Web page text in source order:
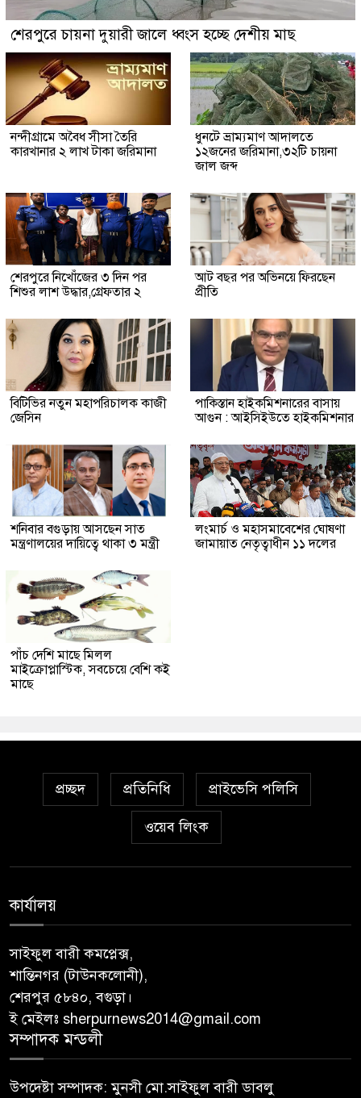
শেরপুরে চায়না দুয়ারী জালে ধ্বংস হচ্ছে দেশীয় মাছ
নন্দীগ্রামে অবৈধ সীসা তৈরি
কারখানার ২ লাখ টাকা জরিমানা
ধুনটে ভ্রাম্যমাণ আদালতে
১২জনের জরিমানা,৩২টি চায়না
জাল জব্দ
শেরপুরে নিখোঁজের ৩ দিন পর
শিশুর লাশ উদ্ধার,গ্রেফতার ২
আট বছর পর অভিনয়ে ফিরছেন
প্রীতি
বিটিভির নতুন মহাপরিচালক কাজী
জেসিন
পাকিস্তান হাইকমিশনারের বাসায়
আগুন : আইসিইউতে হাইকমিশনার
শনিবার বগুড়ায় আসছেন সাত
মন্ত্রণালয়ের দায়িত্বে থাকা ৩ মন্ত্রী
লংমার্চ ও মহাসমাবেশের ঘোষণা
জামায়াত নেতৃত্বাধীন ১১ দলের
পাঁচ দেশি মাছে মিলল
মাইক্রোপ্লাস্টিক, সবচেয়ে বেশি কই
মাছে
প্রচ্ছদ প্রতিনিধি প্রাইভেসি পলিসি
ওয়েব লিংক
কার্যালয়
সাইফুল বারী কমপ্লেক্স,
শান্তিনগর (টাউনকলোনী),
শেরপুর ৫৮৪০, বগুড়া।
ই মেইলঃ sherpurnews2014@gmail.com
সম্পাদক মন্ডলী
উপদেষ্টা সম্পাদক: মুনসী মো.সাইফুল বারী ডাবলু